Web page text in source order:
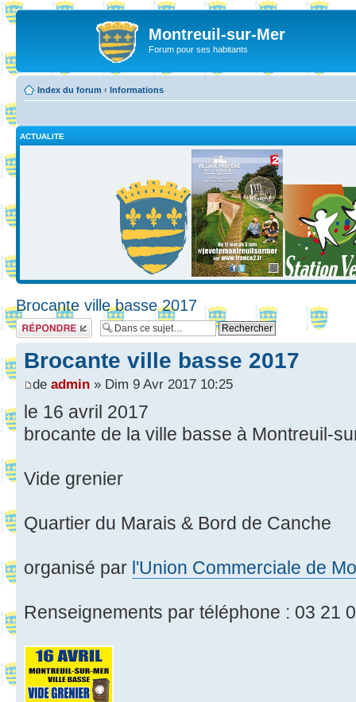
Montreuil-sur-Mer
Forum pour ses habitants
Index du forum ‹ Informations
ACTUALITE
Brocante ville basse 2017
Répondre
Brocante ville basse 2017
de admin » Dim 9 Avr 2017 10:25
le 16 avril 2017
brocante de la ville basse à Montreuil-
Vide grenier
Quartier du Marais & Bord de Canche
organisé par l'Union Commerciale de
Renseignements par téléphone : 03 21